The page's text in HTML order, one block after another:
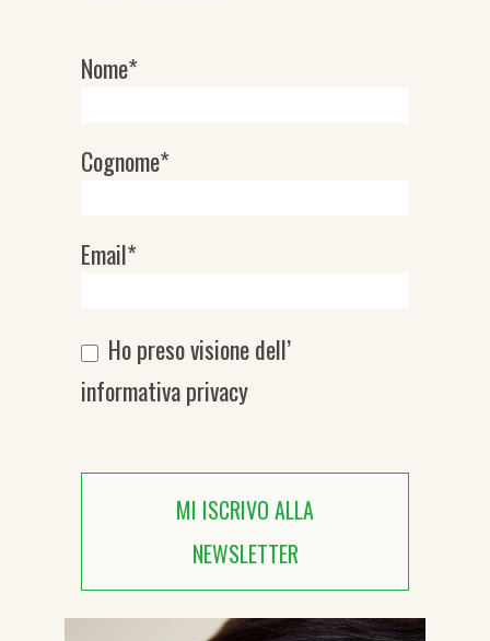
Newsletter
Nome*
Cognome*
Email*
Ho preso visione dell’
informativa privacy
MI ISCRIVO ALLA
NEWSLETTER